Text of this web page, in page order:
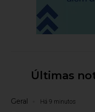
Últimas
Geral Há 9 minutos